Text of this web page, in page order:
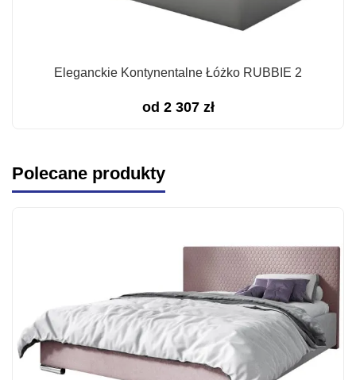
Eleganckie Kontynentalne Łóżko RUBBIE 2
od 2 307 zł
Polecane produkty